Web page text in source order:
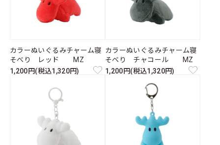
カラーぬいぐるみチャーム寝
そべり レッド MZ
1,200円(税込1,320円)
カラーぬいぐるみチャーム寝
そべり チャコール MZ
1,200円(税込1,320円)